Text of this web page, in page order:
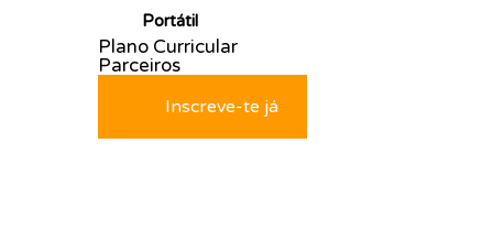
Portátil
Plano Curricular
Parceiros
Inscreve-te já